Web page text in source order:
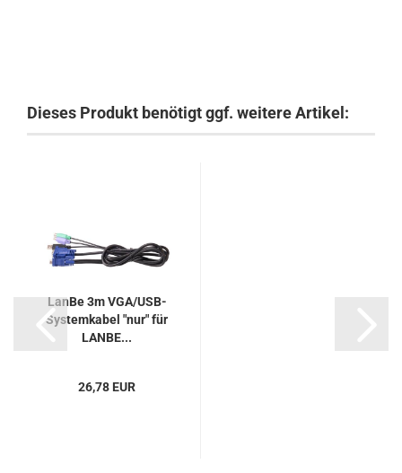
Dieses Produkt benötigt ggf. weitere Artikel:
LanBe 3m VGA/USB-
Systemkabel "nur" für
LANBE...
26,78 EUR